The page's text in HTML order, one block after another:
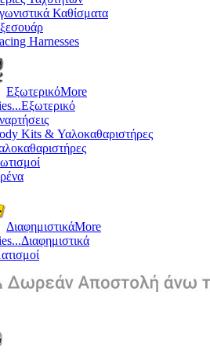
Καθίσματα
Harnesses
ΕξωτερικόMore
Εξωτερικό
Kits & Υαλοκαθαριστήρες
ΔιαφημιστικάMore
Διαφημιστικά